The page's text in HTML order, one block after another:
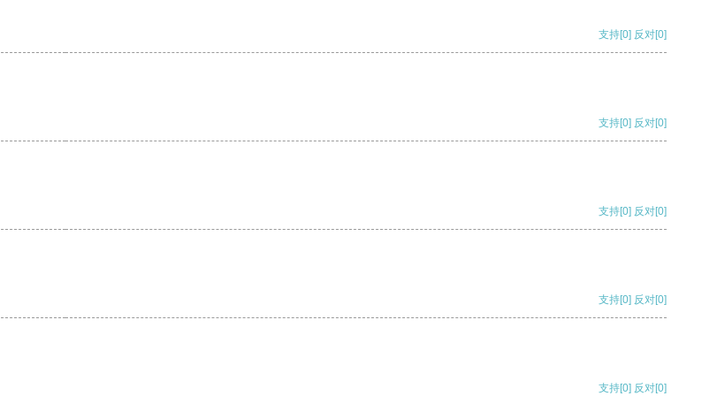
支持[0] 反对[0]
支持[0] 反对[0]
支持[0] 反对[0]
支持[0] 反对[0]
支持[0] 反对[0]